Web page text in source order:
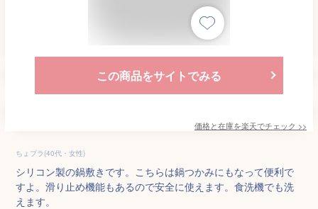
この商品をサイトでみる
価格と在庫を楽天でチェック >>
ちょプラ(40代・女性)
シリコン製の鍋敷きです。こちらは鍋つかみにもなって便利で
すよ。滑り止め機能もあるので安全に使えます。食洗機でも洗
えます。